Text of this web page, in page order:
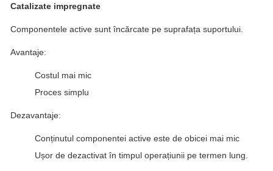
Catalizate impregnate
Componentele active sunt încărcate pe suprafața suportului.
Avantaje:
Costul mai mic
Proces simplu
Dezavantaje:
Conținutul componentei active este de obicei mai mic
Ușor de dezactivat în timpul operațiunii pe termen lung.